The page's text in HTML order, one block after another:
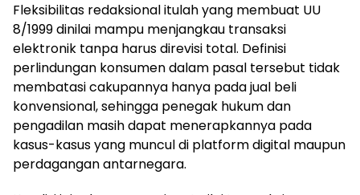
Fleksibilitas redaksional itulah yang membuat UU
8/1999 dinilai mampu menjangkau transaksi
elektronik tanpa harus direvisi total. Definisi
perlindungan konsumen dalam pasal tersebut tidak
membatasi cakupannya hanya pada jual beli
konvensional, sehingga penegak hukum dan
pengadilan masih dapat menerapkannya pada
kasus-kasus yang muncul di platform digital maupun
perdagangan antarnegara.